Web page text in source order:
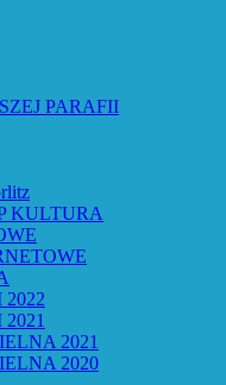
Boże Roku
PARAFII
KULTURA
2021
2020